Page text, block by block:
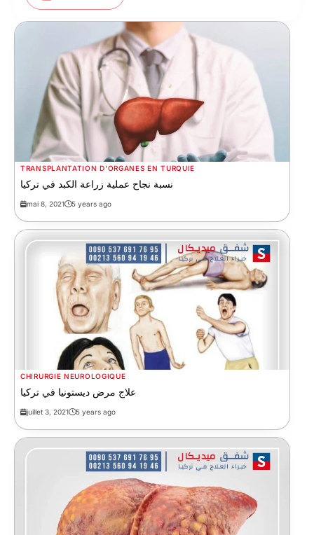
TRANSPLANTATION D'ORGANES EN TURQUIE
نسبة نجاح عملية زراعة الكبد في تركيا
mai 8, 2021 5 years ago
CHIRURGIE NEUROLOGIQUE
علاج مرض ديستونيا في تركيا
juillet 3, 2021 5 years ago